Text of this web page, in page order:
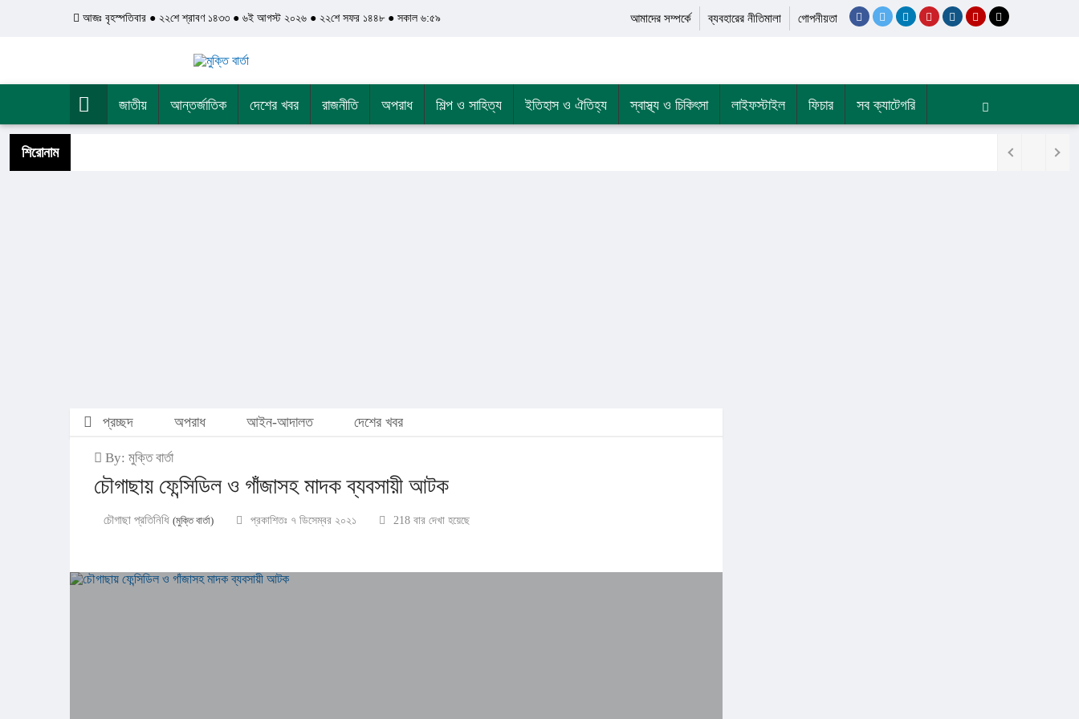
আজঃ বৃহস্পতিবার ● ২২শে শ্রাবণ ১৪৩৩ ● ৬ই আগস্ট ২০২৬ ● ২২শে সফর ১৪৪৮ ● সকাল ৬:৫৯ আমাদের সম্পর্কে ব্যবহারের নীতিমালা গোপনীয়তা
জাতীয় আন্তর্জাতিক দেশের খবর রাজনীতি অপরাধ শিল্প ও সাহিত্য ইতিহাস ও ঐতিহ্য স্বাস্থ্য ও চিকিৎসা লাইফস্টাইল ফিচার সব ক্যাটেগরি
শিরোনাম
প্রচ্ছদ অপরাধ আইন-আদালত দেশের খবর
By: মুক্তি বার্তা
চৌগাছায় ফেন্সিডিল ও গাঁজাসহ মাদক ব্যবসায়ী আটক
চৌগাছা প্রতিনিধি (মুক্তি বার্তা) প্রকাশিতঃ ৭ ডিসেম্বর ২০২১ 218 বার দেখা হয়েছে